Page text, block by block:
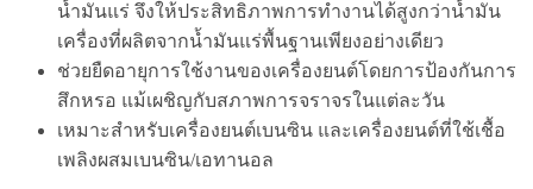
น้ำมันแร่ จึงให้ประสิทธิภาพการทำงานได้สูงกว่าน้ำมัน
เครื่องที่ผลิตจากน้ำมันแร่พื้นฐานเพียงอย่างเดียว
ช่วยยืดอายุการใช้งานของเครื่องยนต์โดยการป้องกันการ
สึกหรอ แม้เผชิญกับสภาพการจราจรในแต่ละวัน
เหมาะสำหรับเครื่องยนต์เบนซิน และเครื่องยนต์ที่ใช้เชื้อ
เพลิงผสมเบนซิน/เอทานอล